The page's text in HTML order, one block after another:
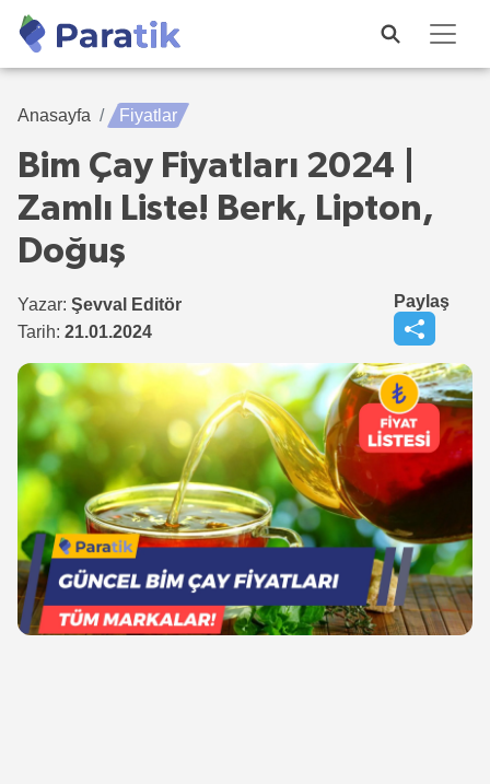
Anasayfa Fiyatlar
Bim Çay Fiyatları 2024 |
Zamlı Liste! Berk, Lipton,
Doğuş
Yazar: Şevval Editör
Tarih: 21.01.2024
Paylaş